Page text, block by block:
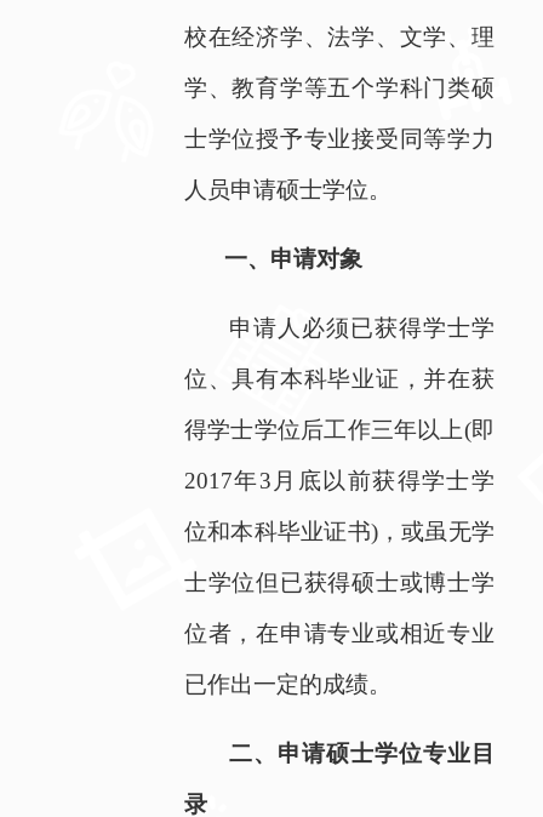
校在经济学、法学、文学、理
学、教育学等五个学科门类硕
士学位授予专业接受同等学力
人员申请硕士学位。
一、申请对象
申请人必须已获得学士学
位、具有本科毕业证，并在获
得学士学位后工作三年以上(即
2017年3 月底以前获得学士学
位和本科毕业证书)，或虽无学
士学位但已获得硕士或博士学
位者，在申请专业或相近专业
已作出一定的成绩。
二、申请硕士学位专业目
录